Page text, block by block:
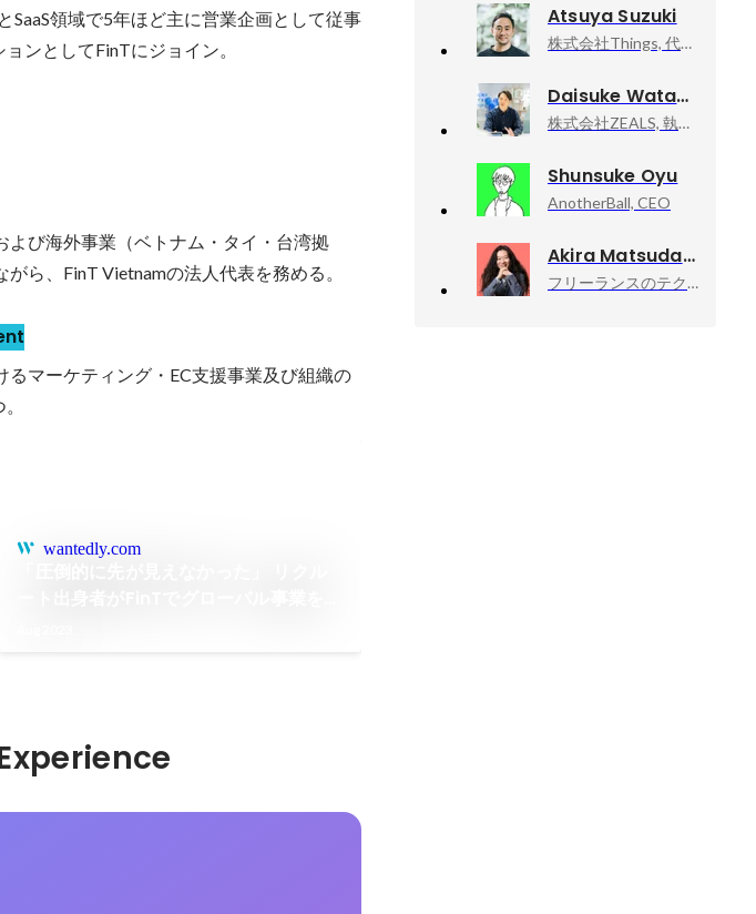
領域で5年ほど主に営業企画として従事
ンとしてFinTにジョイン。
び海外事業（ベトナム・タイ・台湾拠
ら、FinT Vietnamの法人代表を務める。
マーケティング・EC支援事業及び組織の
wantedly.com
Atsuya Suzuki
株式会社Things, 代表取締役CEO
Daisuke Watanabe
株式会社ZEALS, 執行役員
Shunsuke Oyu
AnotherBall, CEO
Akira Matsuda
フリーランスのテクニカルアドバイザー業, 技術顧問